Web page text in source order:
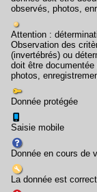
observés, photos,
Attention :
Observation des
(invertébrés) ou
doit être
photos,
Donnée protégée
Saisie mobile
Donnée en cours de
La donnée est